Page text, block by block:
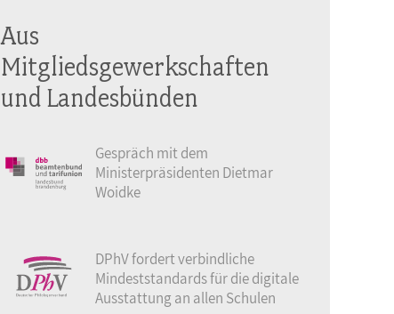
Aus
Mitgliedsgewerkschaften
und Landesbünden
Gespräch mit dem
Ministerpräsidenten Dietmar
Woidke
DPhV fordert verbindliche
Mindeststandards für die digitale
Ausstattung an allen Schulen